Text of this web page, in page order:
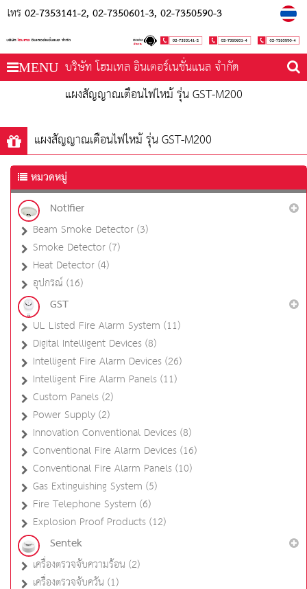
โทร 02-7353141-2 02-7350601-3 02-7350590-3
MENU บริษัท โฮมเทล อินเตอร์เนชั่นแนล จำกัด
แผงสัญญาณเตือนไฟไหม้ รุ่น GST-M200
แผงสัญญาณเตือนไฟไหม้ รุ่น GST-M200
หมวดหมู่
Notifier
Beam Smoke Detector (3)
Smoke Detector (7)
Heat Detector (4)
อุปกรณ์ (16)
GST
UL Listed Fire Alarm System (11)
Digital Intelligent Devices (8)
Intelligent Fire Alarm Devices (26)
Intelligent Fire Alarm Panels (11)
Custom Panels (2)
Power Supply (2)
Innovation Conventional Devices (8)
Conventional Fire Alarm Devices (16)
Conventional Fire Alarm Panels (10)
Gas Extinguishing System (5)
Fire Telephone System (6)
Explosion Proof Products (12)
Sentek
เครื่องตรวจจับความร้อน (2)
เครื่องตรวจจับควัน (1)